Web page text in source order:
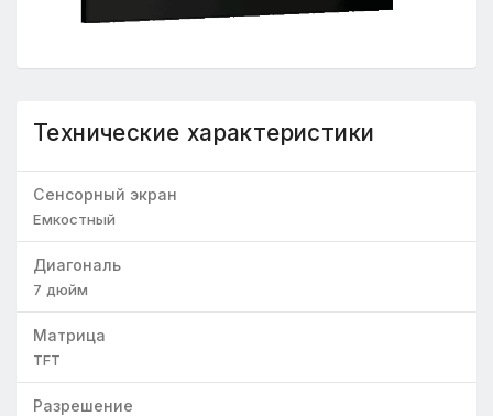
Технические характеристики
Сенсорный экран
Емкостный
Диагональ
7 дюйм
Матрица
TFT
Разрешение